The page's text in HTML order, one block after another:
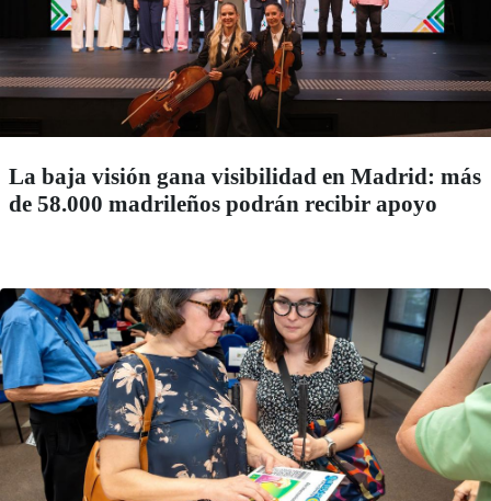
La baja visión gana visibilidad en Madrid: más
de 58.000 madrileños podrán recibir apoyo